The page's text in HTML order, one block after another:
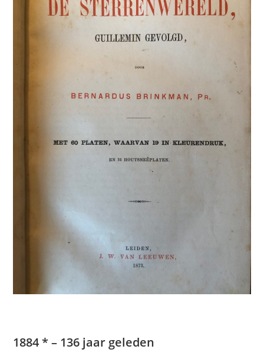
1884 * – 136 jaar geleden